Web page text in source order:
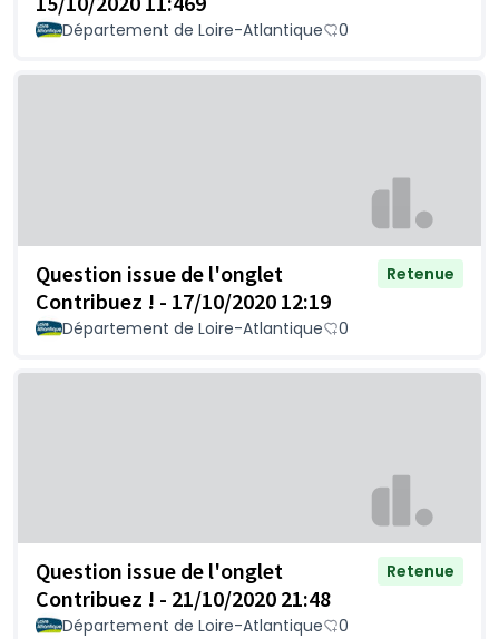
Département de Loire-Atlantique 0
Question issue de l'onglet
Contribuez ! - 17/10/2020 12:19
Retenue
Département de Loire-Atlantique 0
Question issue de l'onglet
Contribuez ! - 21/10/2020 21:48
Retenue
Département de Loire-Atlantique 0